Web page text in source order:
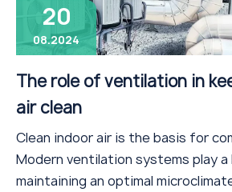
20
08.2024
The role of ventilation in
air clean
Clean indoor air is the basis for
Modern ventilation systems play a
maintaining an optimal